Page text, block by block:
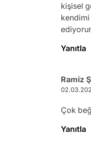
kişisel
Yanıtla
Ramiz
Çok
Yanıtla